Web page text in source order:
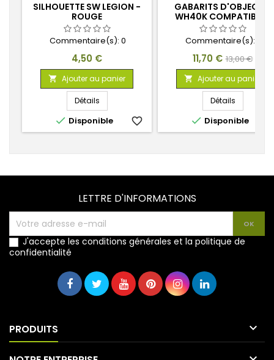
SILHOUETTE SW LEGION -
ROUGE
Commentaire(s): 0
Prix
4,50 €
 Ajouter au panier
Détails
 Disponible favorite_border
GABARITS D'OBJECTIF
WH40K COMPATIBLES
TRANSPARENTS
Commentaire(s):
Prix
11,70 € Prix
de
base
13,00 €
 Ajouter au panier
Détails
 Disponible
LETTRE D'INFORMATIONS
J'accepte les conditions générales et la politique de
confidentialité
PRODUITS 